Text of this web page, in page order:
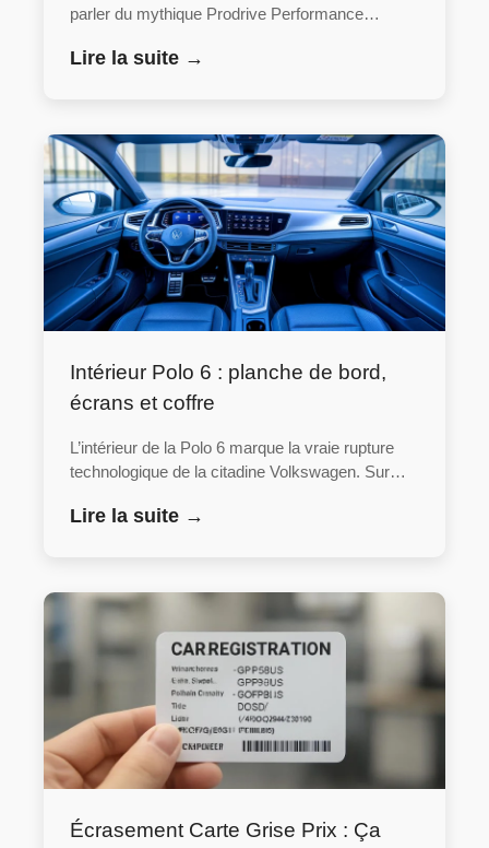
parler du mythique Prodrive Performance…
Lire la suite →
Intérieur Polo 6 : planche de bord,
écrans et coffre
L’intérieur de la Polo 6 marque la vraie rupture
technologique de la citadine Volkswagen. Sur…
Lire la suite →
Écrasement Carte Grise Prix : Ça